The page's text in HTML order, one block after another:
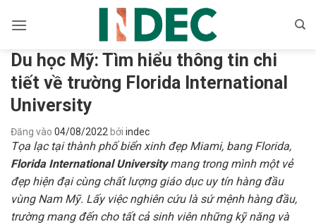
qua
dungDu học Mỹ: Tìm hiểu thông tin chi
tiết về trường Florida International
University
Đăng vào 04/08/2022 bởi indec
Tọa lạc tại thành phố biển xinh đẹp Miami, bang Florida,
Florida International Universitymang trong mình một vẻ
đẹp hiện đại cùng chất lượng giáo dục uy tín hàng đầu
vùng Nam Mỹ. Lấy việc nghiên cứu là sứ mệnh hàng đầu,
trường mang đến cho tất cả sinh viên những kỹ năng và